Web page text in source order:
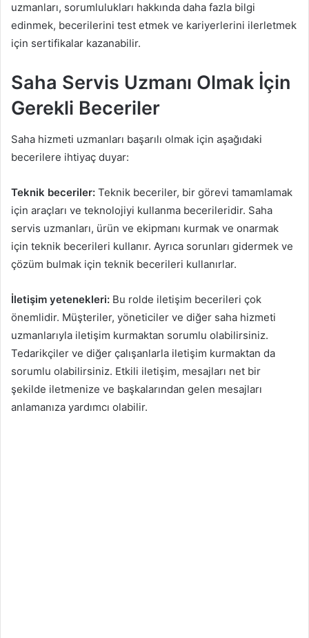
uzmanları, sorumlulukları hakkında daha fazla bilgi
edinmek, becerilerini test etmek ve kariyerlerini ilerletmek
için sertifikalar kazanabilir.
Saha Servis Uzmanı Olmak İçin
Gerekli Beceriler
Saha hizmeti uzmanları başarılı olmak için aşağıdaki
becerilere ihtiyaç duyar:
Teknik beceriler: Teknik beceriler, bir görevi tamamlamak
için araçları ve teknolojiyi kullanma becerileridir. Saha
servis uzmanları, ürün ve ekipmanı kurmak ve onarmak
için teknik becerileri kullanır. Ayrıca sorunları gidermek ve
çözüm bulmak için teknik becerileri kullanırlar.
İletişim yetenekleri: Bu rolde iletişim becerileri çok
önemlidir. Müşteriler, yöneticiler ve diğer saha hizmeti
uzmanlarıyla iletişim kurmaktan sorumlu olabilirsiniz.
Tedarikçiler ve diğer çalışanlarla iletişim kurmaktan da
sorumlu olabilirsiniz. Etkili iletişim, mesajları net bir
şekilde iletmenize ve başkalarından gelen mesajları
anlamanıza yardımcı olabilir.